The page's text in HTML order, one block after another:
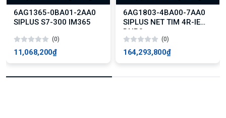
6AG1365-0BA01-2AA0
SIPLUS S7-300 IM365
(0)
11,068,200₫
6AG1803-4BA00-7AA0
SIPLUS NET TIM 4R-IE
DNP3
(0)
164,293,800₫